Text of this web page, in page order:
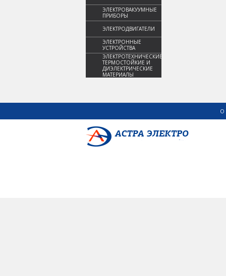
ЭЛЕКТРОВАКУУМНЫЕ
ПРИБОРЫ
ЭЛЕКТРОДВИГАТЕЛИ
ЭЛЕКТРОННЫЕ
УСТРОЙСТВА
ЭЛЕКТРОТЕХНИЧЕСКИЕ,
ТЕРМОСТОЙКИЕ И
ДИЭЛЕКТРИЧЕСКИЕ
МАТЕРИАЛЫ